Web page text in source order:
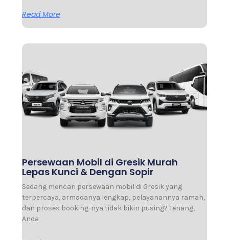
Read More
Persewaan Mobil di Gresik Murah
Lepas Kunci & Dengan Sopir
Sedang mencari persewaan mobil di Gresik yang
terpercaya, armadanya lengkap, pelayanannya ramah,
dan proses booking-nya tidak bikin pusing? Tenang,
Anda